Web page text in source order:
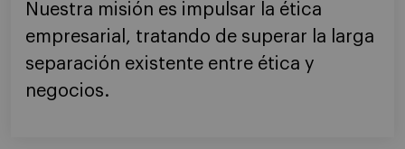
Nuestra misión es impulsar la ética
empresarial, tratando de superar la larga
separación existente entre ética y
negocios.